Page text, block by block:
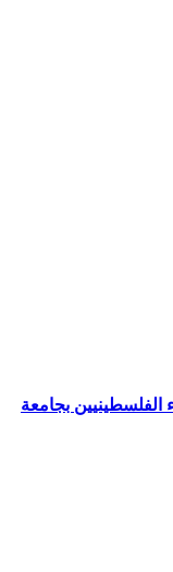
الفلسطينيين بجامعة